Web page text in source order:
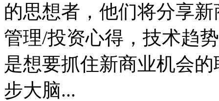
的思想者，他们将分享
管理/投资心得，技术趋
是想要抓住新商业机会
步大脑...